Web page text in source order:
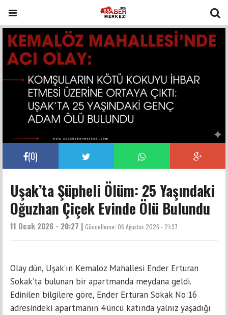
(0)
Uşak’ta Şüpheli Ölüm: 25 Yaşındaki
Oğuzhan Çiçek Evinde Ölü Bulundu
11 Ocak 2026 - 20:27 | Güncelleme: 06 Ağustos 2026 - 21:37
Olay dün, Uşak’ın Kemalöz Mahallesi Ender Erturan
Sokak’ta bulunan bir apartmanda meydana geldi.
Edinilen bilgilere göre, Ender Erturan Sokak No:16
adresindeki apartmanın 4’üncü katında yalnız yaşadığı